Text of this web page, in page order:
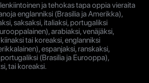
ja tehokas tapa oppia vieraita
englanniksi (Brasilia ja Amerikka),
saksaksi, italiaksi, portugaliksi
arabiaksi, venäjäksi,
tai koreaksi, englanniksi
espanjaksi, ranskaksi,
(Brasilia ja Eurooppa),
tai koreaksi.